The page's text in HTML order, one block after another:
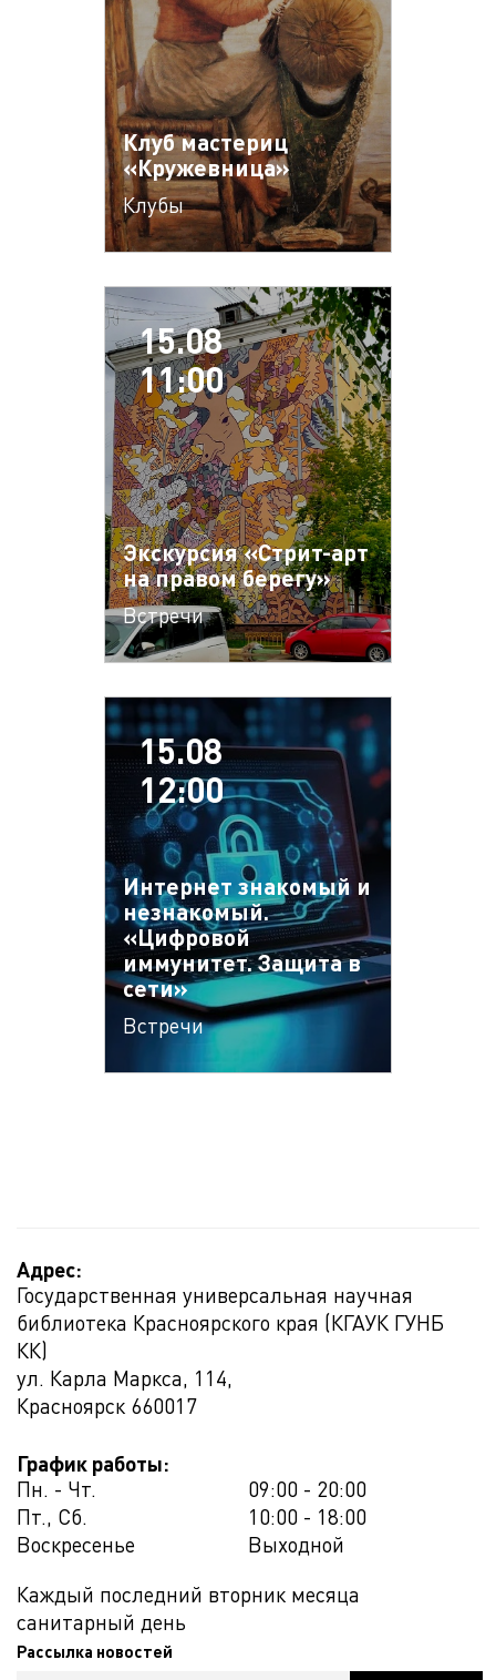
Клуб мастериц
«Кружевница»
Клубы
15.08
11:00
Экскурсия «Стрит-арт
на правом берегу»
Встречи
15.08
12:00
Интернет знакомый и
незнакомый.
«Цифровой
иммунитет. Защита в
сети»
Встречи
Адрес:
Государственная универсальная научная
библиотека Красноярского края (КГАУК ГУНБ
КК)
ул. Карла Маркса, 114,
Красноярск 660017
График работы:
Пн. - Чт.
09:00 - 20:00
Пт., Сб.
10:00 - 18:00
Воскресенье
Выходной
Каждый последний вторник месяца
санитарный день
Рассылка новостей